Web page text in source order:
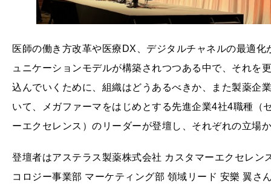
医師の働き方改革や医療DX、デジタルチャネルの最適
ュニケーションモデルが構築されつつある中で、それを
込んでいくために、組織はどうあるべきか、また製薬企
いて、メガファーマをはじめとする先進企業4社4職種（
ーエクセレンス）のリーダーが登壇し、それぞれの立場
登壇者はアステラス製薬株式会社 カスタマーエクセレ
コロジー事業部 マーケティング部 領域リード 安樂 翼さ